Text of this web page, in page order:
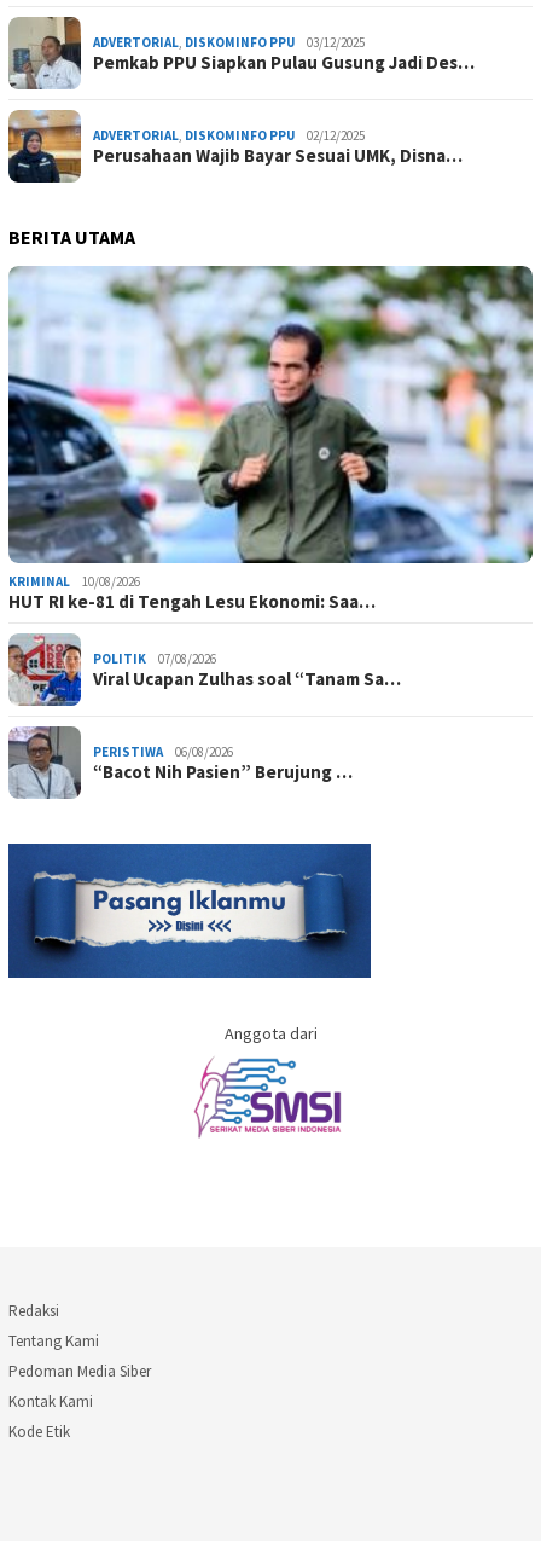
ADVERTORIAL, DISKOMINFO PPU 03/12/2025
Pemkab PPU Siapkan Pulau Gusung Jadi Des…
ADVERTORIAL, DISKOMINFO PPU 02/12/2025
Perusahaan Wajib Bayar Sesuai UMK, Disna…
BERITA UTAMA
KRIMINAL 10/08/2026
HUT RI ke-81 di Tengah Lesu Ekonomi: Saa…
POLITIK 07/08/2026
Viral Ucapan Zulhas soal “Tanam Sa…
PERISTIWA 06/08/2026
“Bacot Nih Pasien” Berujung …
Anggota dari
Redaksi
Tentang Kami
Pedoman Media Siber
Kontak Kami
Kode Etik